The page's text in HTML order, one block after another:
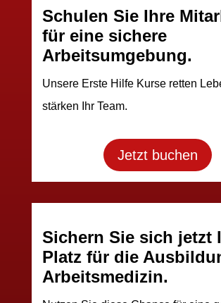
Wir bieten hochwertige medizinische
Produkte für Ihren Betrieb.